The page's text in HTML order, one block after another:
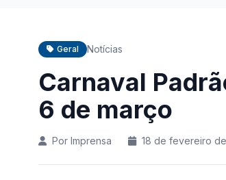
Geral Notícias
Carnaval
6 de março
Por Imprensa 18 de fevereiro de